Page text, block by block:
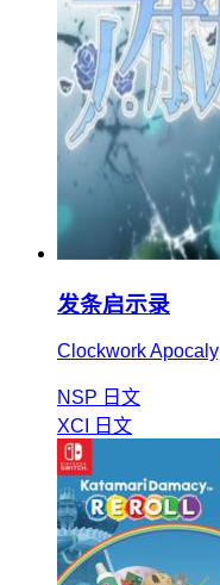
发条启示录
Clockwork
NSP 日文
XCI
日文